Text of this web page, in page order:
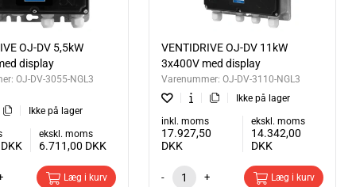
kabinetter til at matche enhver tagudsugning,
OJ-DV 5,5kW
display
OJ-DV-3055-NGL3
Ikke på lager
DKK
ekskl. moms
6.711,00 DKK
Læg i kurv
VENTIDRIVE OJ-DV 11kW
3x400V med display
Varenummer:OJ-DV-3110-NGL3
Ikke på lager
inkl. moms
17.927,50
DKK
ekskl. moms
14.342,00
DKK
- + Læg i kurv